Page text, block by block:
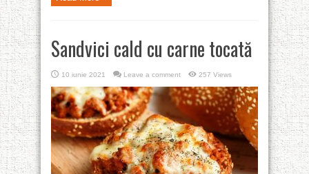
Sandvici cald cu carne tocată
10 iunie 2021 Leave a comment 257 Views